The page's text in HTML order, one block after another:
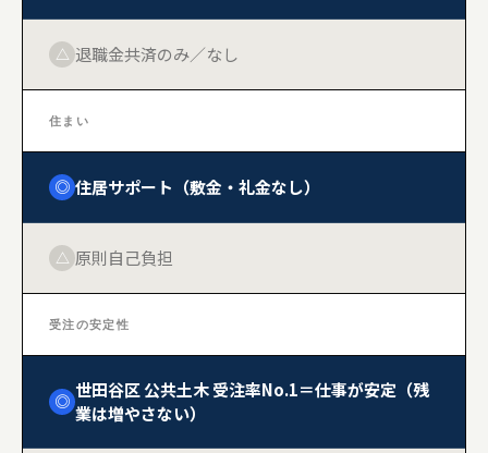
△ 退職金共済のみ／なし
住まい
◎ 住居サポート（敷金・礼金なし）
△ 原則自己負担
受注の安定性
◎
世田谷区 公共土木 受注率No.1＝仕事が安定（残
業は増やさない）